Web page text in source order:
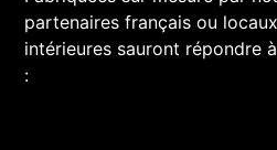
partenaires français ou
intérieures sauront répondre
: